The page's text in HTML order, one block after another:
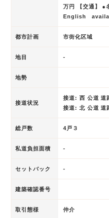
万円 【交通】 ●
English
都市計画 市街化区域
地目 -
地勢
接道状況
接道: 西 公道 道
接道: 北 公道 道
総戸数 4戸３
私道負担面積 -
セットバック -
建築確認番号
取引態様 仲介